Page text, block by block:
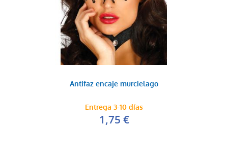
Antifaz encaje murcielago
Entrega 3-10 días
1,75 €